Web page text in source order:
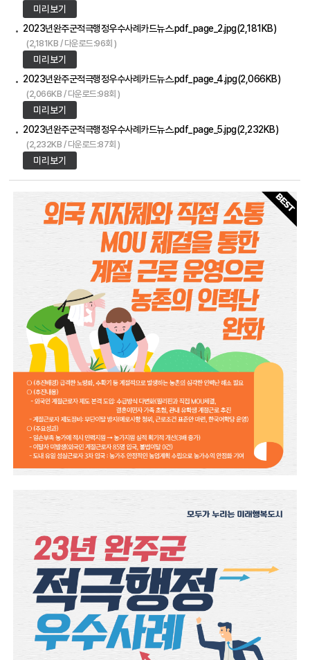
미리보기
2023년완주군적극행정우수사례카드뉴스.pdf_page_2.jpg(2,181KB)
(2,181KB / 다운로드:96회 )
미리보기
2023년완주군적극행정우수사례카드뉴스.pdf_page_4.jpg(2,066KB)
(2,066KB / 다운로드:98회 )
미리보기
2023년완주군적극행정우수사례카드뉴스.pdf_page_5.jpg(2,232KB)
(2,232KB / 다운로드:87회 )
미리보기